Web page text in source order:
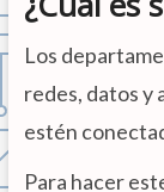
Los
redes, datos y
estén
Para hacer